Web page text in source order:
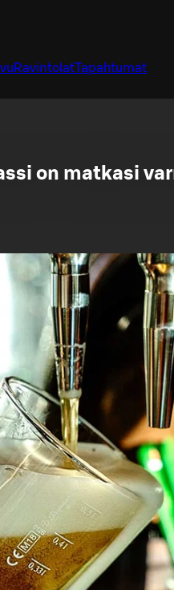
RavintolatTapahtumat
on matkasi